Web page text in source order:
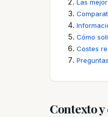
Las
Cómo
Costes
Contexto